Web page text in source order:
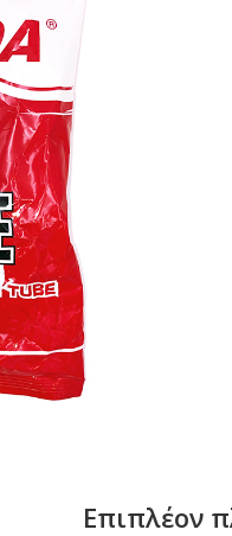
Επιπλέον